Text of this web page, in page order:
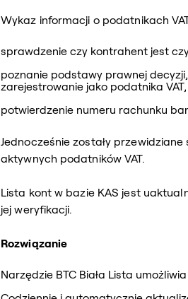
Wykaz informacji o podatnikach
sprawdzenie czy kontrahent jest
poznanie podstawy prawnej
zarejestrowanie jako podatnika VAT,
potwierdzenie numeru rachunku
Jednocześnie zostały
aktywnych podatników VAT.
Lista kont w bazie KAS jest
jej weryfikacji.
Rozwiązanie
Narzędzie BTC Biała Lista